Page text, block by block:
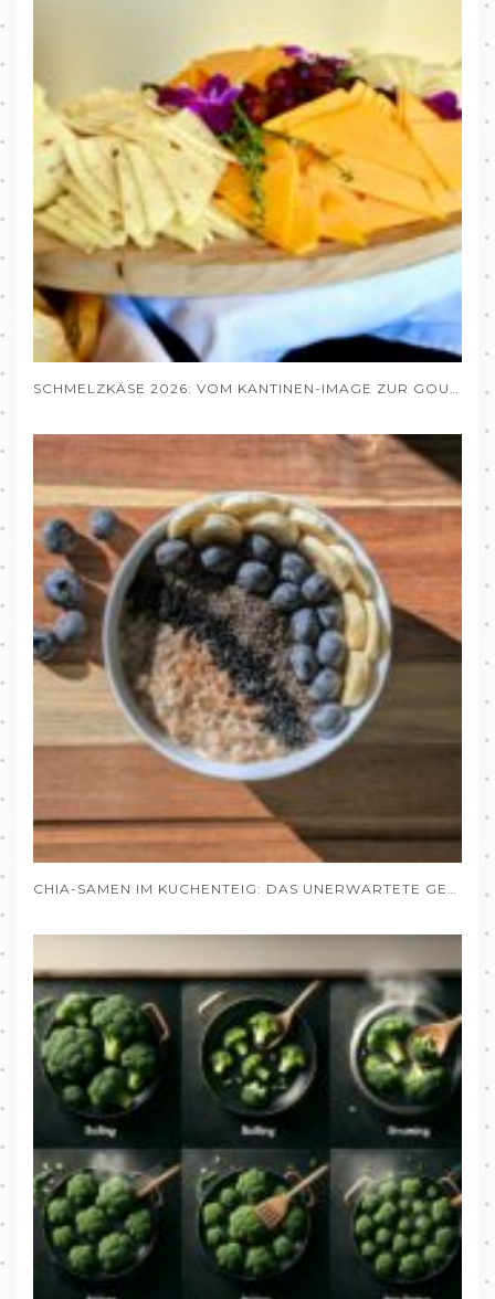
SCHMELZKÄSE 2026: VOM KANTINEN-IMAGE ZUR GOURMET-ZUTAT
CHIA-SAMEN IM KUCHENTEIG: DAS UNERWARTETE GEHEIMNIS SAFTIGER BACKWAREN